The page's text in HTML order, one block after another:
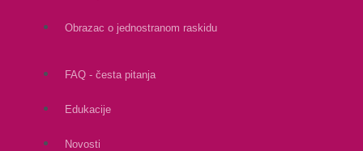
Obrazac o jednostranom raskidu
FAQ - česta pitanja
Edukacije
Novosti